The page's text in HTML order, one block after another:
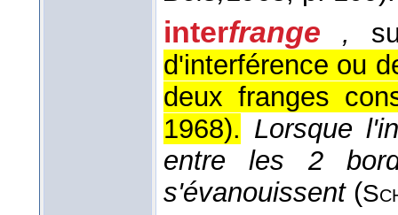
interfrange ,
d'interférence ou
deux franges
1968). Lorsque
entre les 2
s'évanouissent (